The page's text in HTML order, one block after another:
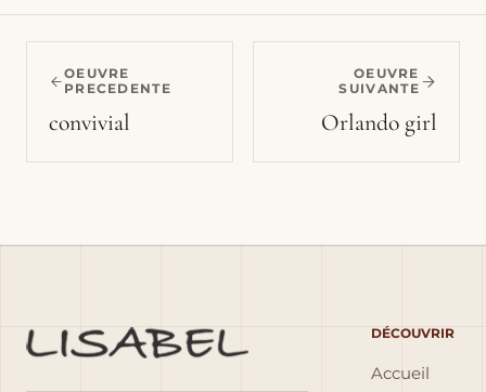
OEUVRE
PRECEDENTE
convivial
OEUVRE
SUIVANTE
Orlando girl
DÉCOUVRIR
Accueil